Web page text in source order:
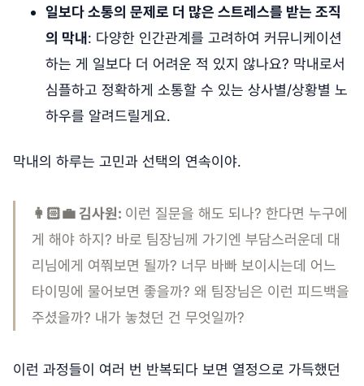
일보다 소통의 문제로 더 많은 스트레스를 받는 조직
의 막내 : 다양한 인간관계를 고려하여 커뮤니케이션
하는 게 일보다 더 어려운 적 있지 않나요? 막내로서
심플하고 정확하게 소통할 수 있는 상사별/상황별 노
하우를 알려드릴게요.
막내의 하루는 고민과 선택의 연속이야.
👩🏻‍💼 김사원: 이런 질문을 해도 되나? 한다면 누구에
게 해야 하지? 바로 팀장님께 가기엔 부담스러운데 대
리님에게 여쭤보면 될까? 너무 바빠 보이시는데 어느
타이밍에 물어보면 좋을까? 왜 팀장님은 이런 피드백을
주셨을까? 내가 놓쳤던 건 무엇일까?
이런 과정들이 여러 번 반복되다 보면 열정으로 가득했던